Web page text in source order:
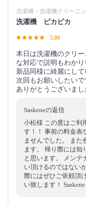
洗濯槽・洗濯機クリーニ
洗濯機 ピカピカ
5.00
本日は洗濯機のクリ
な対応で説明もわかり
新品同様に綺麗にして
次回もお願いしたいで
ありがとうございまし
Saskeneの返信
小松様 この度はご利
す！！ 事前の料金表
ませんでした。 また
ます。 帰り際には知
と思います。 メンテ
い頂けるのではない
際にはぜひご依頼頂
い致します！